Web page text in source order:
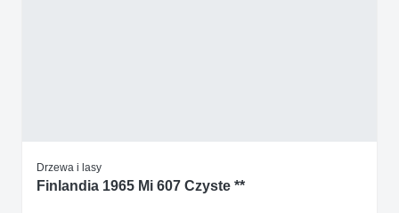
Drzewa i lasy
Finlandia 1965 Mi 607 Czyste **